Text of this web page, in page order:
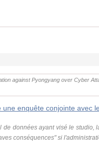
against Pyongyang over Cyber
enquête conjointe avec
de données ayant visé le studio,
conséquences" si